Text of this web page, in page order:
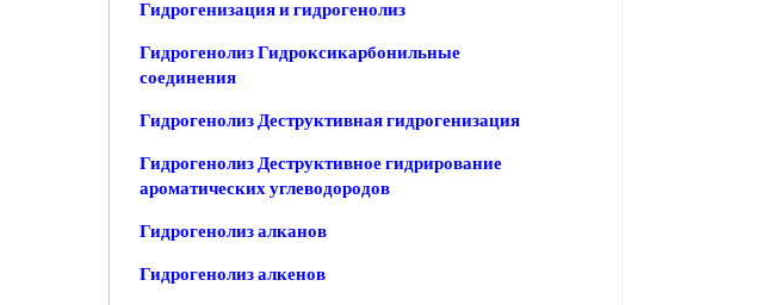
Гидрогенизация и гидрогенолиз
Гидрогенолиз Гидроксикарбонильные
соединения
Гидрогенолиз Деструктивная гидрогенизация
Гидрогенолиз Деструктивное гидрирование
ароматических углеводородов
Гидрогенолиз алканов
Гидрогенолиз алкенов